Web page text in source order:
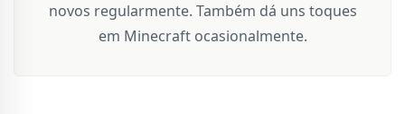
novos regularmente. Também dá uns toques
em Minecraft ocasionalmente.